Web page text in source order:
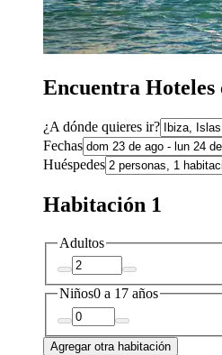
Encuentra
¿A dónde quieres ir?
Fechas
Huéspedes
Habitación 1
Adultos
Niños0 a 17 años
Agregar otra habitación